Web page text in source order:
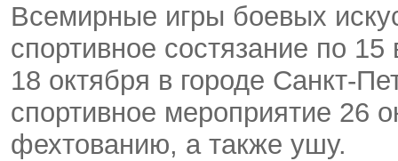
Всемирные игры боевых
спортивное состязание по
18 октября в городе Санкт-
спортивное мероприятие 26
фехтованию, а также ушу.